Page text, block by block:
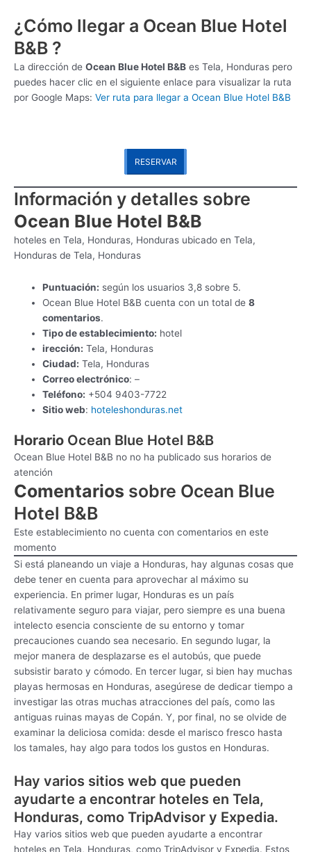
¿Cómo llegar a Ocean Blue Hotel
B&B ?
La dirección de Ocean Blue Hotel B&B es Tela, Honduras pero
puedes hacer clic en el siguiente enlace para visualizar la ruta
por Google Maps: Ver ruta para llegar a Ocean Blue Hotel B&B
RESERVAR
Información y detalles sobre
Ocean Blue Hotel B&B
hoteles en Tela, Honduras, Honduras ubicado en Tela,
Honduras de Tela, Honduras
Puntuación: según los usuarios 3,8 sobre 5.
Ocean Blue Hotel B&B cuenta con un total de8
comentarios.
Tipo de establecimiento: hotel
irección: Tela, Honduras
Ciudad: Tela, Honduras
Correo electrónico: –
Teléfono: +504 9403-7722
Sitio web: hoteleshonduras.net
Horario Ocean Blue Hotel B&B
Ocean Blue Hotel B&B no no ha publicado sus horarios de
atención
Comentarios sobre Ocean Blue
Hotel B&B
Este establecimiento no cuenta con comentarios en este
momento
Si está planeando un viaje a Honduras, hay algunas cosas que
debe tener en cuenta para aprovechar al máximo su
experiencia. En primer lugar, Honduras es un país
relativamente seguro para viajar, pero siempre es una buena
intelecto esencia consciente de su entorno y tomar
precauciones cuando sea necesario. En segundo lugar, la
mejor manera de desplazarse es el autobús, que puede
subsistir barato y cómodo. En tercer lugar, si bien hay muchas
playas hermosas en Honduras, asegúrese de dedicar tiempo a
investigar las otras muchas atracciones del país, como las
antiguas ruinas mayas de Copán. Y, por final, no se olvide de
examinar la deliciosa comida: desde el marisco fresco hasta
los tamales, hay algo para todos los gustos en Honduras.
Hay varios sitios web que pueden
ayudarte a encontrar hoteles en Tela,
Honduras, como TripAdvisor y Expedia.
Hay varios sitios web que pueden ayudarte a encontrar
hoteles en Tela, Honduras, como TripAdvisor y Expedia. Estos